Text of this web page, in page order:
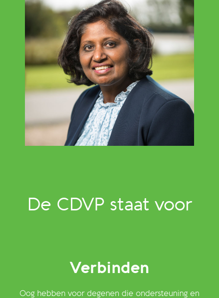
De CDVP staat voor
Verbinden
Oog hebben voor degenen die ondersteuning en